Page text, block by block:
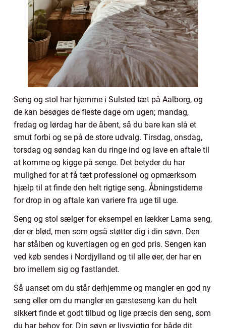
Seng og stol har hjemme i Sulsted tæt på Aalborg, og
de kan besøges de fleste dage om ugen; mandag,
fredag og lørdag har de åbent, så du bare kan slå et
smut forbi og se på de store udvalg. Tirsdag, onsdag,
torsdag og søndag kan du ringe ind og lave en aftale til
at komme og kigge på senge. Det betyder du har
mulighed for at få tæt professionel og opmærksom
hjælp til at finde den helt rigtige seng. Åbningstiderne
for drop in og aftale kan variere fra uge til uge.
Seng og stol sælger for eksempel en lækker Lama seng,
der er blød, men som også støtter dig i din søvn. Den
har stålben og kuvertlagen og en god pris. Sengen kan
ved køb sendes i Nordjylland og til alle øer, der har en
bro imellem sig og fastlandet.
Så uanset om du står derhjemme og mangler en god ny
seng eller om du mangler en gæsteseng kan du helt
sikkert finde et godt tilbud og lige præcis den seng, som
du har behov for. Din søvn er livsvigtig for både dit